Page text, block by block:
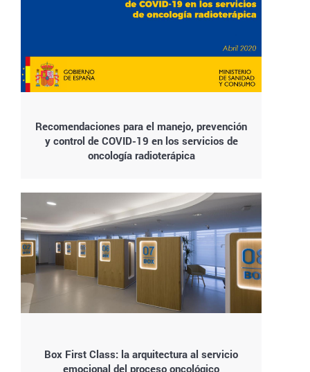
Recomendaciones para el manejo, prevención
y control de COVID-19 en los servicios de
oncología radioterápica
Box First Class: la arquitectura al servicio
emocional del proceso oncológico